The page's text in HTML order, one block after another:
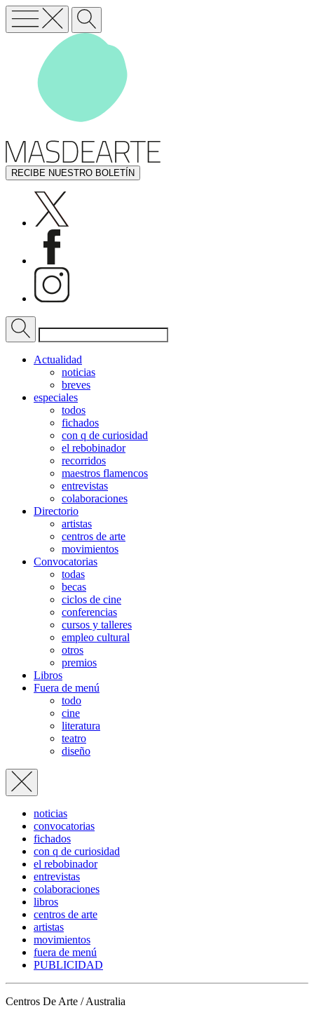
RECIBE NUESTRO BOLETÍN
Actualidad
noticias
breves
especiales
todos
fichados
con q de curiosidad
el rebobinador
recorridos
maestros flamencos
entrevistas
colaboraciones
Directorio
artistas
centros de arte
movimientos
Convocatorias
todas
becas
ciclos de cine
conferencias
cursos y talleres
empleo cultural
otros
premios
Libros
Fuera de menú
todo
cine
literatura
teatro
diseño
noticias
convocatorias
fichados
con q de curiosidad
el rebobinador
entrevistas
colaboraciones
libros
centros de arte
artistas
movimientos
fuera de menú
PUBLICIDAD
Centros De Arte / Australia